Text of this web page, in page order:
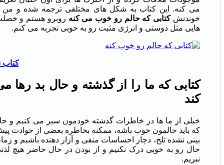
می کنه. این کتاب به شکل های مختلفی ترجمه شده و من
خوندنشکتابی که حالم رو خوب می کنه روبرو هستم و
هایی مثل دوستی و انرژی مثبت رو به خوبی تجربه می کنم.
کتاب
کتابی که ما را از گذشته و حال بد رها
کند
خیلی از ما ها در خاطرات گذشته خودمون سیر می کنیم و
که باید حالمون خوب باشه، ممکنه بخاطره بعضی از حوادث
بینی نشده تلخ، دچار احساسات منفی و آزار دهنده باشیم و
حال رو به خوبی درک نکنیم و از بودن در حال حاضر هیچ
نبریم.